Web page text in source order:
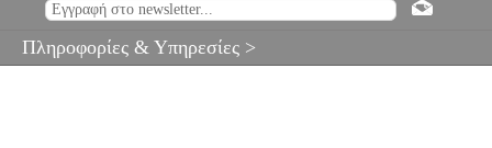
Πληροφορίες & Υπηρεσίες >